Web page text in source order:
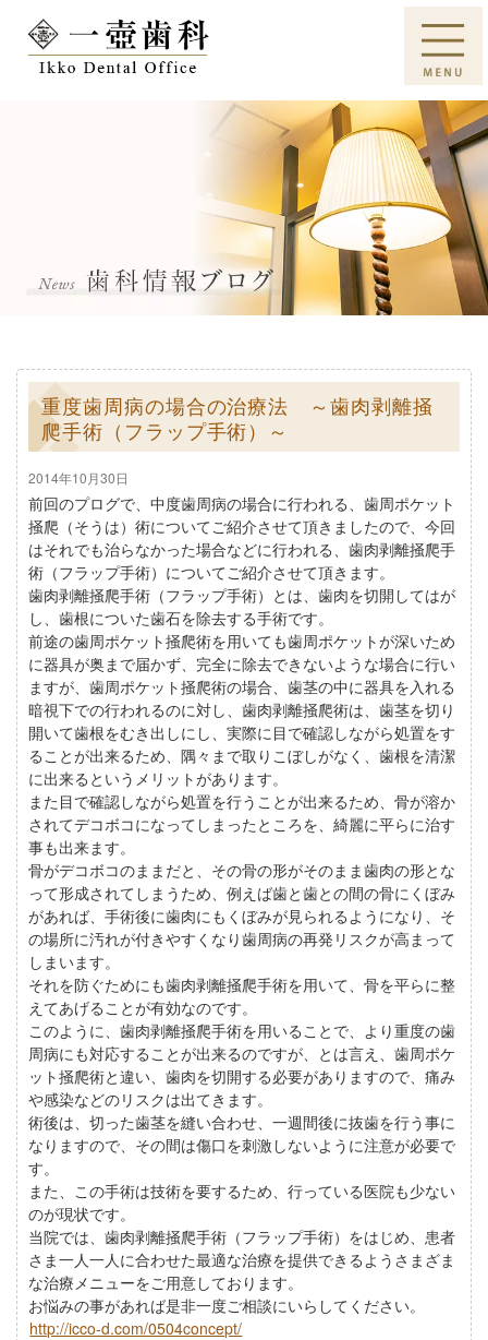
重度歯周病の場合の治療法 ～歯肉剥離掻
爬手術（フラップ手術）～
2014年10月30日
前回のプログで、中度歯周病の場合に行われる、歯周ポケット
掻爬（そうは）術についてご紹介させて頂きましたので、今回
はそれでも治らなかった場合などに行われる、歯肉剥離掻爬手
術（フラップ手術）についてご紹介させて頂きます。
歯肉剥離掻爬手術（フラップ手術）とは、歯肉を切開してはが
し、歯根についた歯石を除去する手術です。
前途の歯周ポケット掻爬術を用いても歯周ポケットが深いため
に器具が奥まで届かず、完全に除去できないような場合に行い
ますが、歯周ポケット掻爬術の場合、歯茎の中に器具を入れる
暗視下での行われるのに対し、歯肉剥離掻爬術は、歯茎を切り
開いて歯根をむき出しにし、実際に目で確認しながら処置をす
ることが出来るため、隅々まで取りこぼしがなく、歯根を清潔
に出来るというメリットがあります。
また目で確認しながら処置を行うことが出来るため、骨が溶か
されてデコボコになってしまったところを、綺麗に平らに治す
事も出来ます。
骨がデコボコのままだと、その骨の形がそのまま歯肉の形とな
って形成されてしまうため、例えば歯と歯との間の骨にくぼみ
があれば、手術後に歯肉にもくぼみが見られるようになり、そ
の場所に汚れが付きやすくなり歯周病の再発リスクが高まって
しまいます。
それを防ぐためにも歯肉剥離掻爬手術を用いて、骨を平らに整
えてあげることが有効なのです。
このように、歯肉剥離掻爬手術を用いることで、より重度の歯
周病にも対応することが出来るのですが、とは言え、歯周ポケ
ット掻爬術と違い、歯肉を切開する必要がありますので、痛み
や感染などのリスクは出てきます。
術後は、切った歯茎を縫い合わせ、一週間後に抜歯を行う事に
なりますので、その間は傷口を刺激しないように注意が必要で
す。
また、この手術は技術を要するため、行っている医院も少ない
のが現状です。
当院では、歯肉剥離掻爬手術（フラップ手術）をはじめ、患者
さま一人一人に合わせた最適な治療を提供できるようさまざま
な治療メニューをご用意しております。
お悩みの事があれば是非一度ご相談にいらしてください。
http://icco-d.com/0504concept/